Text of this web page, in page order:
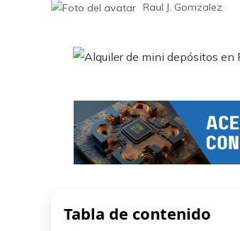
Raul J. Gomzalez
Tabla de contenido